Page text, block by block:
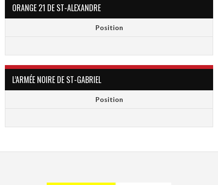
ORANGE 21 DE ST-ALEXANDRE
Position
L’ARMÉE NOIRE DE ST-GABRIEL
Position